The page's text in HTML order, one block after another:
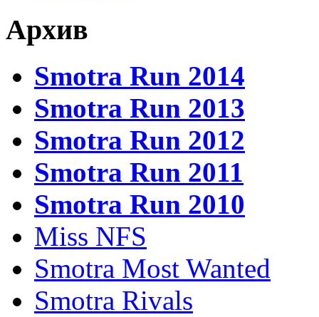
Архив
Smotra Run 2014
Smotra Run 2013
Smotra Run 2012
Smotra Run 2011
Smotra Run 2010
Miss NFS
Smotra Most Wanted
Smotra Rivals